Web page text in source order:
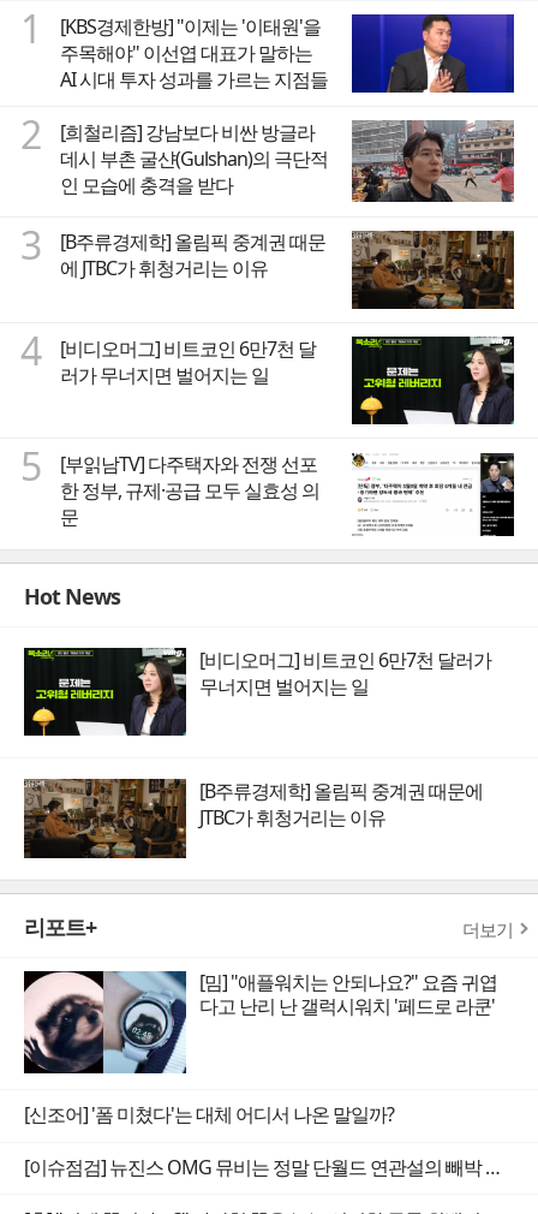
1
[KBS경제한방] "이제는 '이태원'을
주목해야" 이선엽 대표가 말하는
AI 시대 투자 성과를 가르는 지점들
2
[희철리즘] 강남보다 비싼 방글라
데시 부촌 굴샨(Gulshan)의 극단적
인 모습에 충격을 받다
3
[B주류경제학] 올림픽 중계권 때문
에 JTBC가 휘청거리는 이유
4
[비디오머그] 비트코인 6만7천 달
러가 무너지면 벌어지는 일
5
[부읽남TV] 다주택자와 전쟁 선포
한 정부, 규제·공급 모두 실효성 의
문
Hot News
[비디오머그] 비트코인 6만7천 달러가
무너지면 벌어지는 일
[B주류경제학] 올림픽 중계권 때문에
JTBC가 휘청거리는 이유
리포트+ 더보기
[밈] "애플워치는 안되나요?" 요즘 귀엽
다고 난리 난 갤럭시워치 '페드로 라쿤'
[신조어] '폼 미쳤다'는 대체 어디서 나온 말일까?
[이슈점검] 뉴진스 OMG 뮤비는 정말 단월드 연관설의 빼박 증거일까